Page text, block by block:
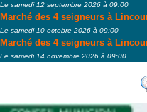
Le samedi 12 septembre 2026 à 09:00
Marché des 4 seigneurs à
Le samedi 10 octobre 2026 à 09:00
Marché des 4 seigneurs à
Le samedi 14 novembre 2026 à 09:00